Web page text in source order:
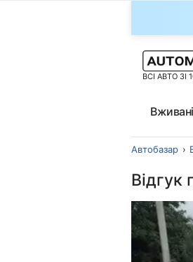
ВСІ АВТО ЗІ
Автобазар
Відгук